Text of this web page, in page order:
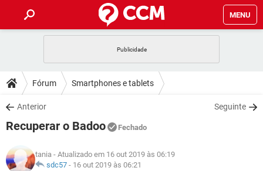
MENU
CELULAR FACEBOOK
OUTLOOK
INSTAGRAM GMAIL
DICAS
JOGOS WHATSAPP
INSTAGRAM GMAIL
DOWNLOADS
JOGOS WHATSAPP
OUTLOOK
FÓRUM
JOGOS WHATSAPP
GLOSSÁRIO
Fórum Smartphones e tablets
Anterior Seguinte
Recuperar o Badoo Fechado
tania - Atualizado em 16 out 2019 às 06:19
sdc57 - 16 out 2019 às 06:21